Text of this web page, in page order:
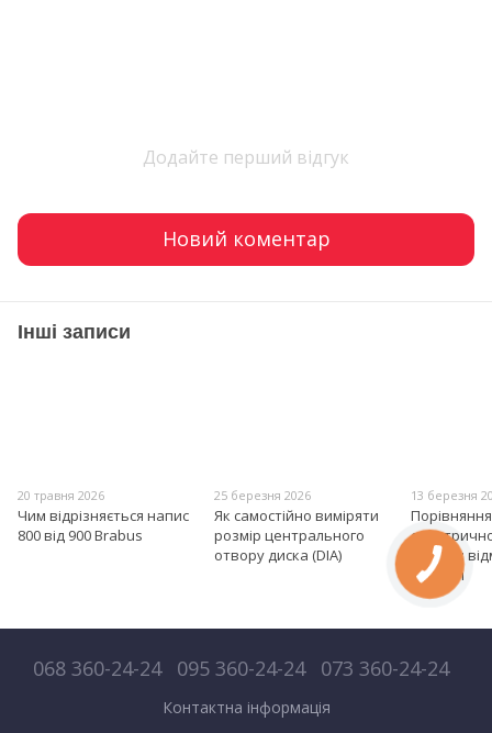
Додайте перший відгук
Новий коментар
Інші записи
20 травня 2026
Чим відрізняється напис
800 від 900 Brabus
25 березня 2026
Як самостійно виміряти
розмір центрального
отвору диска (DIA)
13 березня
вихлоп:
нюанси
068 360-24-24 095 360-24-24 073 360-24-24
Контактна інформація